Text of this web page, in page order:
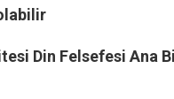
Din Felsefesi Ana